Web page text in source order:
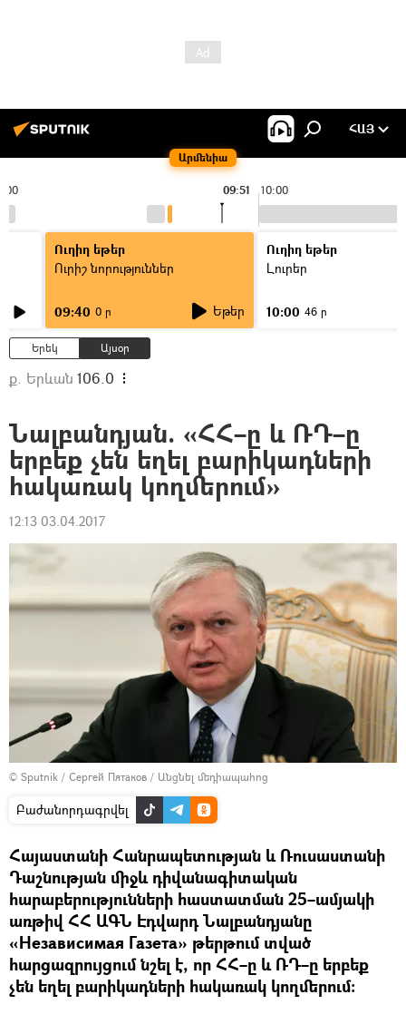
Արմենիա
ՀԱՅ
10:00
09:51
Ուղիղ եթեր
Ուրիշ նորություններ
09:40 0 ր Եթեր
Ուղիղ եթեր
Լուրեր
10:00 46 ր
Երեկ Այսօր
ք. Երևան 106.0
Նալբանդյան. «ՀՀ–ը և ՌԴ–ը
երբեք չեն եղել բարիկադների
հակառակ կողմերում»
12:13 03.04.2017
© Sputnik / Сергей Пятаков / Անցնել մեդիապահոց
Բաժանորդագրվել
Հայաստանի Հանրապետության և Ռուսաստանի
Դաշնության միջև դիվանագիտական
հարաբերությունների հաստատման 25–ամյակի
առթիվ ՀՀ ԱԳՆ Էդվարդ Նալբանդյանը
«Независимая Газета» թերթում տված
հարցազրույցում նշել է, որ ՀՀ–ը և ՌԴ–ը երբեք
չեն եղել բարիկադների հակառակ կողմերում։